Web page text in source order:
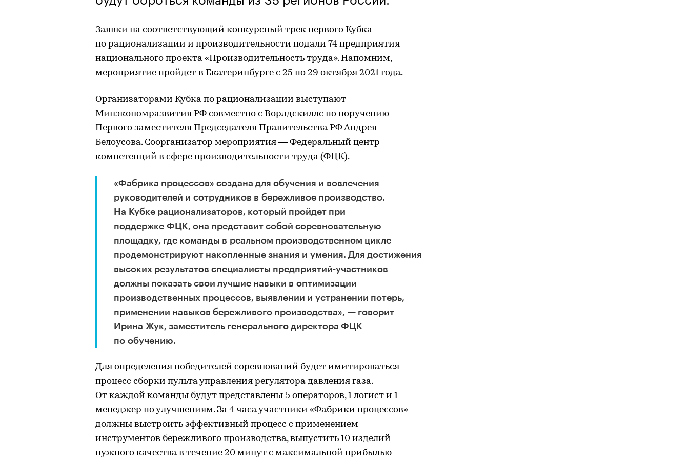
Заявки на соответствующий конкурсный трек первого Кубка
по рационализации и производительности подали 74 предприятия
национального проекта «Производительность труда». Напомним,
мероприятие пройдет в Екатеринбурге с 25 по 29 октября 2021 года.
Организаторами Кубка по рационализации выступают
Минэкономразвития РФ совместно с Ворлдскиллс по поручению
Первого заместителя Председателя Правительства РФ Андрея
Белоусова. Соорганизатор мероприятия — Федеральный центр
компетенций в сфере производительности труда (ФЦК).
«Фабрика процессов» создана для обучения и вовлечения
руководителей и сотрудников в бережливое производство.
На Кубке рационализаторов, который пройдет при
поддержке ФЦК, она представит собой соревновательную
площадку, где команды в реальном производственном цикле
продемонстрируют накопленные знания и умения. Для достижения
высоких результатов специалисты предприятий-участников
должны показать свои лучшие навыки в оптимизации
производственных процессов, выявлении и устранении потерь,
применении навыков бережливого производства», — говорит
Ирина Жук, заместитель генерального директора ФЦК
по обучению.
Для определения победителей соревнований будет имитироваться
процесс сборки пульта управления регулятора давления газа.
От каждой команды будут представлены 5 операторов, 1 логист и 1
менеджер по улучшениям. За 4 часа участники «Фабрики процессов»
должны выстроить эффективный процесс с применением
инструментов бережливого производства, выпустить 10 изделий
нужного качества в течение 20 минут с максимальной прибылью